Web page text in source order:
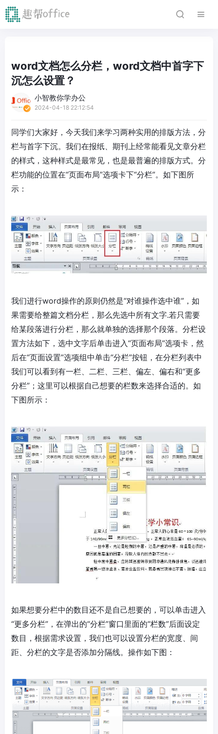
word文档怎么分栏，word文档中首字下
沉怎么设置？
小智教你学办公
2024-04-18 22:12:54
同学们大家好，今天我们来学习两种实用的排版方法，分
栏与首字下沉。我们在报纸、期刊上经常能看见文章分栏
的样式，这种样式是最常见，也是最普遍的排版方式。分
栏功能的位置在“页面布局”选项卡下“分栏”。如下图所
示：
我们进行word操作的原则仍然是“对谁操作选中谁”，如
果需要给整篇文档分栏，那么先选中所有文字.若只需要
给某段落进行分栏，那么就单独的选择那个段落。分栏设
置方法如下，选中文字后单击进入“页面布局”选项卡，然
后在“页面设置”选项组中单击“分栏”按钮，在分栏列表中
我们可以看到有一栏、二栏、三栏、偏左、偏右和“更多
分栏”；这里可以根据自己想要的栏数来选择合适的。如
下图所示：
如果想要分栏中的数目还不是自己想要的，可以单击进入
“更多分栏”，在弹出的“分栏”窗口里面的“栏数”后面设定
数目，根据需求设置，我们也可以设置分栏的宽度、间
距、分栏的文字是否添加分隔线。操作如下图：